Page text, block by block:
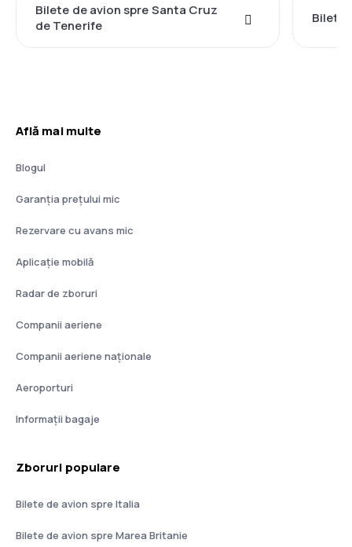
Bilete de avion spre Santa Cruz
de Tenerife
Bilete
Află mai multe
Blogul
Garanția prețului mic
Rezervare cu avans mic
Aplicație mobilă
Radar de zboruri
Companii aeriene
Companii aeriene naţionale
Aeroporturi
Informații bagaje
Zboruri populare
Bilete de avion spre Italia
Bilete de avion spre Marea Britanie